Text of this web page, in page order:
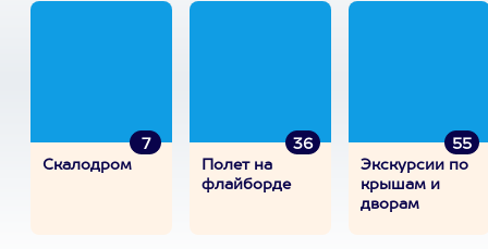
7
Скалодром
36
Полет на
флайборде
55
Экскурсии по
крышам и
дворам